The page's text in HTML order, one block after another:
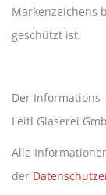
Markenzeichens
geschützt ist.
Der
Leitl Glaserei
Alle
der